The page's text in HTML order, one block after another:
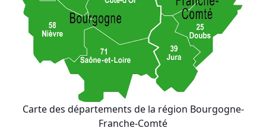
Carte des départements de la région Bourgogne-
Franche-Comté